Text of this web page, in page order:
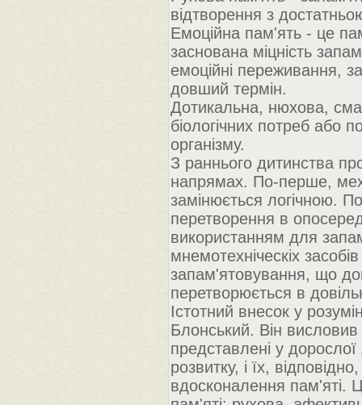
відтворення з
Емоційна пам'ять - це
заснована міцність
емоційні переживання,
довший термін.
Дотикальна, нюхова,
біологічних потреб або
організму.
З раннього дитинства
напрямах. По-перше,
замінюється логічною.
перетворення в
використанням для
мнемотехніческіх
запам'ятовування, що
перетворюється в
Істотний внесок у
Блонський. Він
представлені у
розвитку, і їх,
вдосконалення пам'яті.